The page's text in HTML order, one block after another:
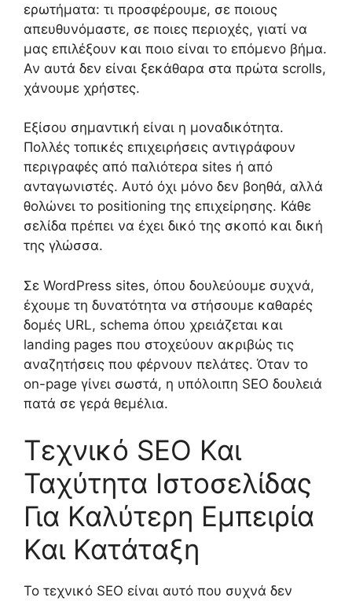
ερωτήματα: τι προσφέρουμε, σε ποιους
απευθυνόμαστε, σε ποιες περιοχές, γιατί να
μας επιλέξουν και ποιο είναι το επόμενο βήμα.
Αν αυτά δεν είναι ξεκάθαρα στα πρώτα scrolls,
χάνουμε χρήστες.
Εξίσου σημαντική είναι η μοναδικότητα.
Πολλές τοπικές επιχειρήσεις αντιγράφουν
περιγραφές από παλιότερα sites ή από
ανταγωνιστές. Αυτό όχι μόνο δεν βοηθά, αλλά
θολώνει το positioning της επιχείρησης. Κάθε
σελίδα πρέπει να έχει δικό της σκοπό και δική
της γλώσσα.
Σε WordPress sites, όπου δουλεύουμε συχνά,
έχουμε τη δυνατότητα να στήσουμε καθαρές
δομές URL, schema όπου χρειάζεται και
landing pages που στοχεύουν ακριβώς τις
αναζητήσεις που φέρνουν πελάτες. Όταν το
on-page γίνει σωστά, η υπόλοιπη SEO δουλειά
πατά σε γερά θεμέλια.
Τεχνικό SEO Και
Ταχύτητα Ιστοσελίδας
Για Καλύτερη Εμπειρία
Και Κατάταξη
Το τεχνικό SEO είναι αυτό που συχνά δεν